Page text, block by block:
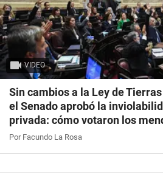
VIDEO
Sin cambios a la Ley de
el Senado aprobó la
privada: cómo votaron los
Por Facundo La Rosa